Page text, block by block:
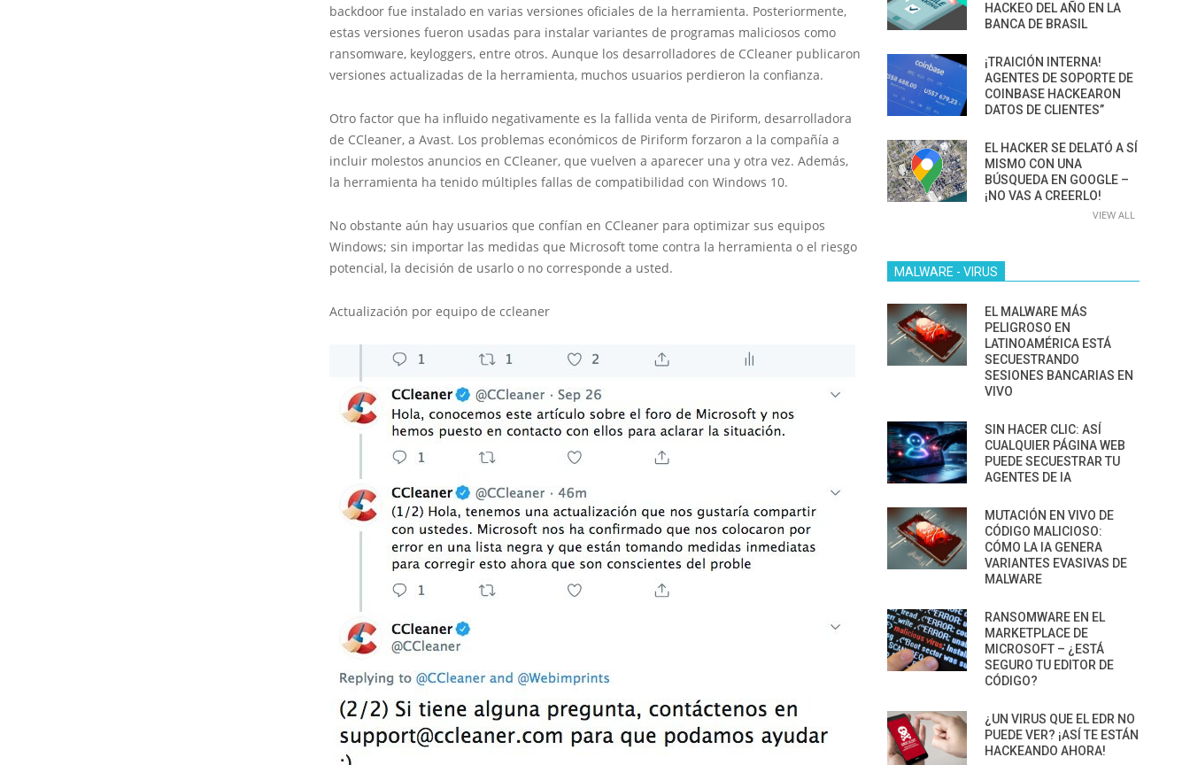
backdoor fue instalado en varias versiones oficiales de la herramienta. Posteriormente,
estas versiones fueron usadas para instalar variantes de programas maliciosos como
ransomware, keyloggers, entre otros. Aunque los desarrolladores de CCleaner publicaron
versiones actualizadas de la herramienta, muchos usuarios perdieron la confianza.
Otro factor que ha influido negativamente es la fallida venta de Piriform, desarrolladora
de CCleaner, a Avast. Los problemas económicos de Piriform forzaron a la compañía a
incluir molestos anuncios en CCleaner, que vuelven a aparecer una y otra vez. Además,
la herramienta ha tenido múltiples fallas de compatibilidad con Windows 10.
No obstante aún hay usuarios que confían en CCleaner para optimizar sus equipos
Windows; sin importar las medidas que Microsoft tome contra la herramienta o el riesgo
potencial, la decisión de usarlo o no corresponde a usted.
Actualización por equipo de ccleaner
HACKEO DEL AÑO EN LA
BANCA DE BRASIL
¡TRAICIÓN INTERNA!
AGENTES DE SOPORTE DE
COINBASE HACKEARON
DATOS DE CLIENTES”
EL HACKER SE DELATÓ A SÍ
MISMO CON UNA
BÚSQUEDA EN GOOGLE –
¡NO VAS A CREERLO!
VIEW ALL
MALWARE - VIRUS
EL MALWARE MÁS
PELIGROSO EN
LATINOAMÉRICA ESTÁ
SECUESTRANDO
SESIONES BANCARIAS EN
VIVO
SIN HACER CLIC: ASÍ
CUALQUIER PÁGINA WEB
PUEDE SECUESTRAR TU
AGENTES DE IA
MUTACIÓN EN VIVO DE
CÓDIGO MALICIOSO:
CÓMO LA IA GENERA
VARIANTES EVASIVAS DE
MALWARE
RANSOMWARE EN EL
MARKETPLACE DE
MICROSOFT – ¿ESTÁ
SEGURO TU EDITOR DE
CÓDIGO?
¿UN VIRUS QUE EL EDR NO
PUEDE VER? ¡ASÍ TE ESTÁN
HACKEANDO AHORA!